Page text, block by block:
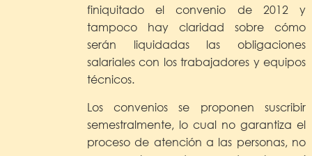
finiquitado el convenio de 2012 y
tampoco hay claridad sobre cómo
serán liquidadas las obligaciones
salariales con los trabajadores y equipos
técnicos.
Los convenios se proponen suscribir
semestralmente, lo cual no garantiza el
proceso de atención a las personas, no